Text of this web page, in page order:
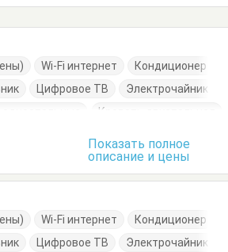
Wi-Fi интернет
Кондиционер
Цифровое ТВ
Электрочайник
Кровать двуспальная
Показать полное
описание и цены
Wi-Fi интернет
Кондиционер
Цифровое ТВ
Электрочайник